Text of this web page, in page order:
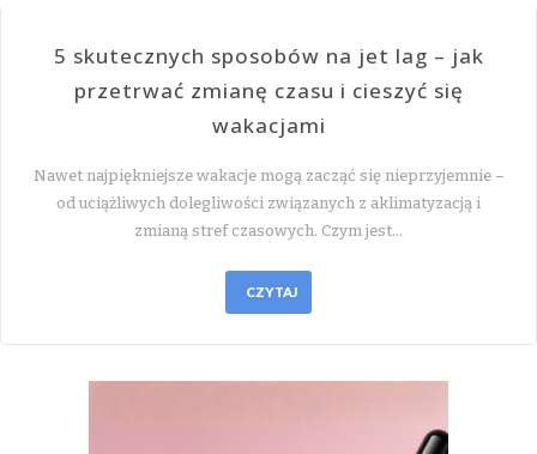
5 skutecznych sposobów na jet lag – jak
przetrwać zmianę czasu i cieszyć się
wakacjami
Nawet najpiękniejsze wakacje mogą zacząć się nieprzyjemnie –
od uciążliwych dolegliwości związanych z aklimatyzacją i
zmianą stref czasowych. Czym jest…
CZYTAJ